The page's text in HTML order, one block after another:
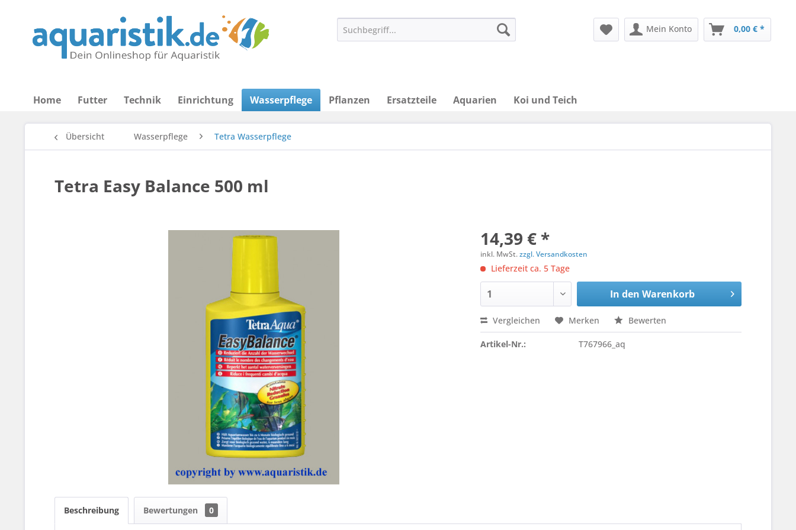
Mein Konto 0,00 € *
Home Futter Technik Einrichtung Wasserpflege Pflanzen Ersatzteile Aquarien Koi und Teich
Übersicht Wasserpflege Tetra Wasserpflege
Tetra Easy Balance 500 ml
14,39 € *
inkl. MwSt.zzgl. Versandkosten
Lieferzeit ca. 5 Tage
In den Warenkorb
Vergleichen Merken Bewerten
Artikel-Nr.: T767966_aq
Beschreibung Bewertungen 0